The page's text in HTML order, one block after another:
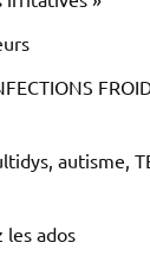
autisme,
ados